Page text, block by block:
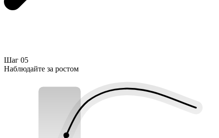
Шаг 05
Наблюдайте за ростом